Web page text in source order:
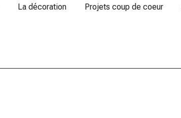
La décoration Projets coup de coeur